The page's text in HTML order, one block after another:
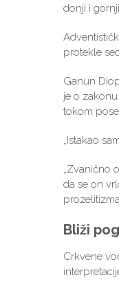
donji i
protekle
Ganun
je o
tokom
„Istakao
„Zvanično
da se on
Bliži
Crkvene